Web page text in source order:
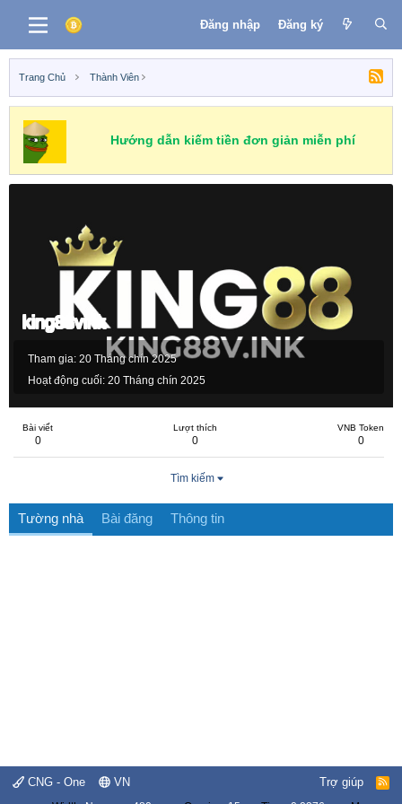
Đăng nhập Đăng ký
Trang Chủ Thành Viên
Hướng dẫn kiếm tiền đơn giản miễn phí
king88vink
Tham gia 20 Tháng chín 2025
Hoạt động cuối 20 Tháng chín 2025
Bài viết
0
Lượt thích
0
VNB Token
0
Tìm kiếm
Tường nhà Bài đăng Thông tin
CNG - One VN Trợ giúp
R